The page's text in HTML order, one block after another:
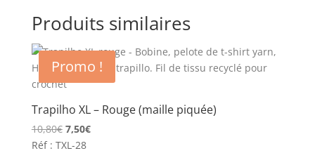
Produits similaires
Promo !
Trapilho XL – Rouge (maille piquée)
10,80€ Le
prix
7,50€Le
Réf : TXL-28